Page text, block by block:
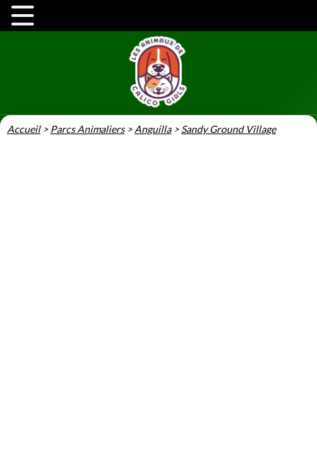
Accueil>Parcs Animaliers>Anguilla>Sandy Ground Village